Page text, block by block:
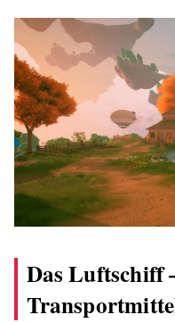
Das Luftschiff